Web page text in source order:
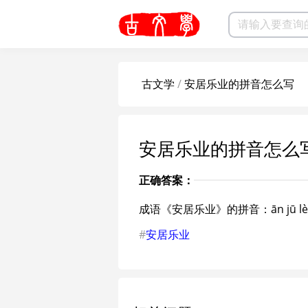
古文学 /安居乐业的拼音怎么写
安居乐业的拼音怎么
正确答案：
成语《安居乐业》的拼音：ān jū
#安居乐业